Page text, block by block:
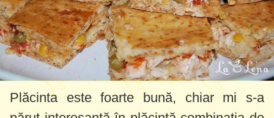
Plăcinta este foarte bună, chiar mi s-a